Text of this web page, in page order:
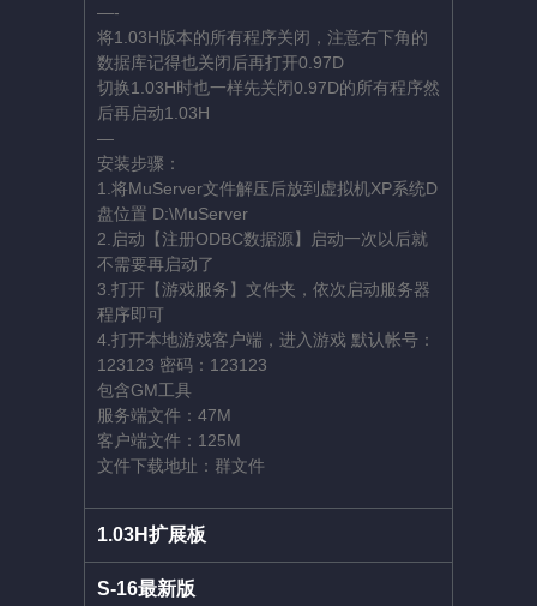
—-
将1.03H版本的所有程序关闭，注意右下角的
数据库记得也关闭后再打开0.97D
切换1.03H时也一样先关闭0.97D的所有程序然
后再启动1.03H
—
安装步骤：
1.将MuServer文件解压后放到虚拟机XP系统D
盘位置 D:\MuServer
2.启动【注册ODBC数据源】启动一次以后就
不需要再启动了
3.打开【游戏服务】文件夹，依次启动服务器
程序即可
4.打开本地游戏客户端，进入游戏 默认帐号：
123123 密码：123123
包含GM工具
服务端文件：47M
客户端文件：125M
文件下载地址：群文件
1.03H扩展板
S-16最新版